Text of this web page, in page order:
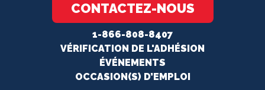
CONTACTEZ-NOUS
1-866-808-8407
VÉRIFICATION DE L'ADHÉSION
ÉVÉNEMENTS
OCCASION(S) D’EMPLOI